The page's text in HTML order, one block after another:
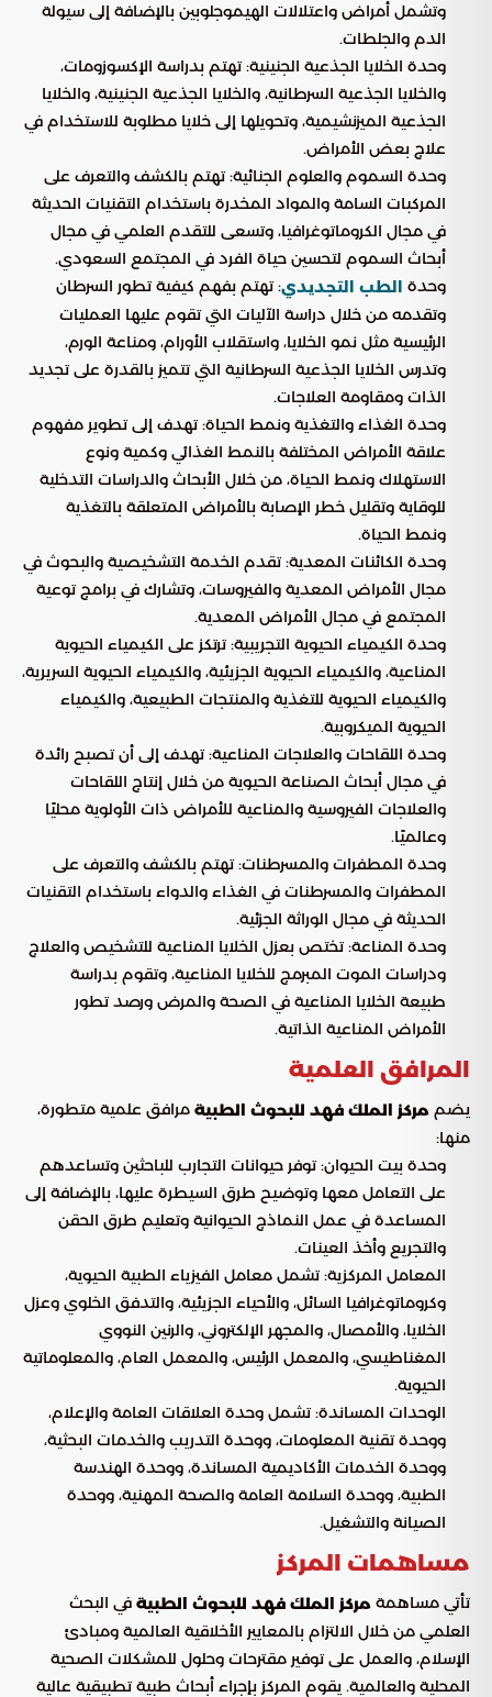
وتشمل أمراض واعتلالات الهيموجلوبين بالإضافة إلى سيولة
الدم والجلطات.
وحدة الخلايا الجذعية الجنينية: تهتم بدراسة الإكسوزومات،
والخلايا الجذعية السرطانية، والخلايا الجذعية الجنينية، والخلايا
الجذعية الميزنشيمية، وتحويلها إلى خلايا مطلوبة للاستخدام في
علاج بعض الأمراض.
وحدة السموم والعلوم الجنائية: تهتم بالكشف والتعرف على
المركبات السامة والمواد المخدرة باستخدام التقنيات الحديثة
في مجال الكروماتوغرافيا، وتسعى للتقدم العلمي في مجال
أبحاث السموم لتحسين حياة الفرد في المجتمع السعودي.
وحدة الطب التجديدي: تهتم بفهم كيفية تطور السرطان
وتقدمه من خلال دراسة الآليات التي تقوم عليها العمليات
الرئيسية مثل نمو الخلايا، واستقلاب الأورام، ومناعة الورم،
وتدرس الخلايا الجذعية السرطانية التي تتميز بالقدرة على تجديد
الذات ومقاومة العلاجات.
وحدة الغذاء والتغذية ونمط الحياة: تهدف إلى تطوير مفهوم
علاقة الأمراض المختلفة بالنمط الغذائي وكمية ونوع
الاستهلاك ونمط الحياة، من خلال الأبحاث والدراسات التدخلية
للوقاية وتقليل خطر الإصابة بالأمراض المتعلقة بالتغذية
ونمط الحياة.
وحدة الكائنات المعدية: تقدم الخدمة التشخيصية والبحوث في
مجال الأمراض المعدية والفيروسات، وتشارك في برامج توعية
المجتمع في مجال الأمراض المعدية.
وحدة الكيمياء الحيوية التجريبية: ترتكز على الكيمياء الحيوية
المناعية، والكيمياء الحيوية الجزيئية، والكيمياء الحيوية السريرية،
والكيمياء الحيوية للتغذية والمنتجات الطبيعية، والكيمياء
الحيوية الميكروبية.
وحدة اللقاحات والعلاجات المناعية: تهدف إلى أن تصبح رائدة
في مجال أبحاث الصناعة الحيوية من خلال إنتاج اللقاحات
والعلاجات الفيروسية والمناعية للأمراض ذات الأولوية محليًا
وعالميًا.
وحدة المطفرات والمسرطنات: تهتم بالكشف والتعرف على
المطفرات والمسرطنات في الغذاء والدواء باستخدام التقنيات
الحديثة في مجال الوراثة الجزئية.
وحدة المناعة: تختص بعزل الخلايا المناعية للتشخيص والعلاج
ودراسات الموت المبرمج للخلايا المناعية، وتقوم بدراسة
طبيعة الخلايا المناعية في الصحة والمرض ورصد تطور
الأمراض المناعية الذاتية.
المرافق العلمية
يضم مركز الملك فهد للبحوث الطبية مرافق علمية متطورة،
منها:
وحدة بيت الحيوان: توفر حيوانات التجارب للباحثين وتساعدهم
على التعامل معها وتوضيح طرق السيطرة عليها، بالإضافة إلى
المساعدة في عمل النماذج الحيوانية وتعليم طرق الحقن
والتجريع وأخذ العينات.
المعامل المركزية: تشمل معامل الفيزياء الطبية الحيوية،
وكروماتوغرافيا السائل، والأحياء الجزيئية، والتدفق الخلوي وعزل
الخلايا، والأمصال، والمجهر الإلكتروني، والرنين النووي
المغناطيسي، والمعمل الرئيس، والمعمل العام، والمعلوماتية
الحيوية.
الوحدات المساندة: تشمل وحدة العلاقات العامة والإعلام،
ووحدة تقنية المعلومات، ووحدة التدريب والخدمات البحثية،
ووحدة الخدمات الأكاديمية المساندة، ووحدة الهندسة
الطبية، ووحدة السلامة العامة والصحة المهنية، ووحدة
الصيانة والتشغيل.
مساهمات المركز
تأتي مساهمة مركز الملك فهد للبحوث الطبية في البحث
العلمي من خلال الالتزام بالمعايير الأخلاقية العالمية ومبادئ
الإسلام، والعمل على توفير مقترحات وحلول للمشكلات الصحية
المحلية والعالمية. يقوم المركز بإجراء أبحاث طبية تطبيقية عالية